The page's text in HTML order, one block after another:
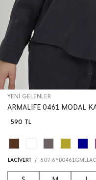
YENİ GELENLER
ARMALIFE 0461 MODAL
590 TL
LACİVERT / 607-